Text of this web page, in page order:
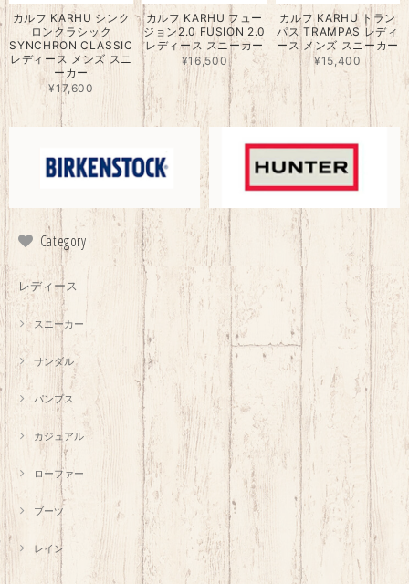
カルフ KARHU シンク
ロンクラシック
SYNCHRON CLASSIC
レディース メンズ スニ
ーカー
¥17,600
カルフ KARHU フュー
ジョン2.0 FUSION 2.0
レディース スニーカー
¥16,500
カルフ KARHU トラン
パス TRAMPAS レディ
ース メンズ スニーカー
¥15,400
Category
レディース
スニーカー
サンダル
パンプス
カジュアル
ローファー
ブーツ
レイン